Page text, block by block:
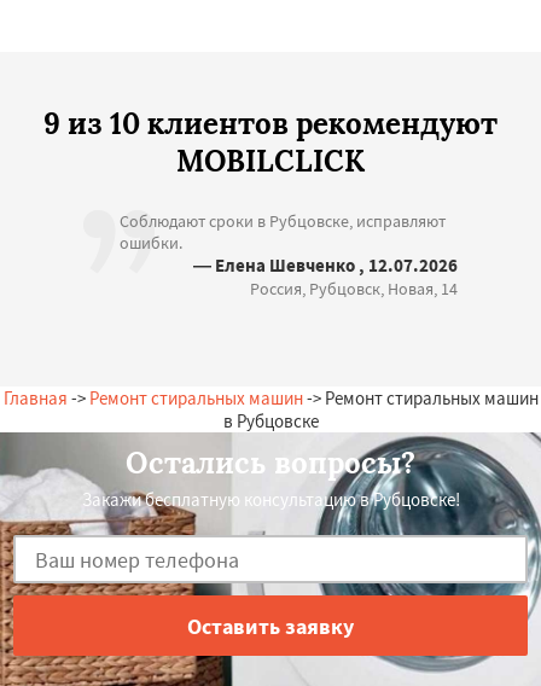
9 из 10 клиентов рекомендуют
MOBILCLICK
Соблюдают сроки в Рубцовске, исправляют
ошибки.
— Елена Шевченко , 12.07.2026
Россия, Рубцовск, Новая, 14
Главная -> Ремонт стиральных машин-> Ремонт стиральных машин
в Рубцовске
Остались вопросы?
Закажи бесплатную консультацию в Рубцовске!